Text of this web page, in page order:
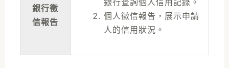
銀行徵
信報告
個人徵信報告，展示申請
人的信用狀況。